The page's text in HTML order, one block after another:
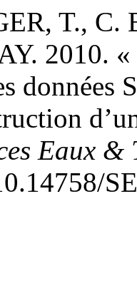
T.,
2010.
données
Eaux &